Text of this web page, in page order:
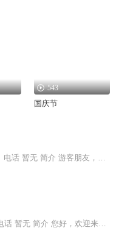
543
国庆节